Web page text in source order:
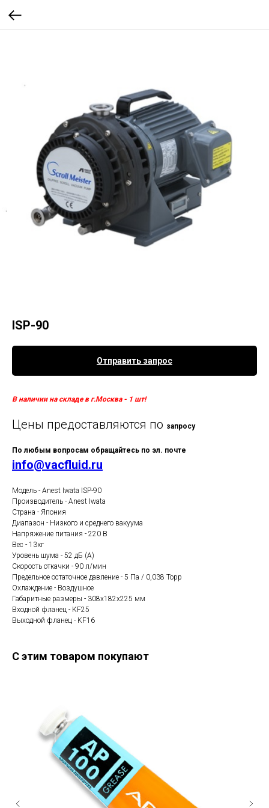
ISP-90
Отправить запрос
В наличии на складе в г.Москва - 1 шт!
Цены предоставляются по запросу
По любым вопросам обращайтесь по эл. почте
info@vacfluid.ru
Модель - Anest Iwata ISP-90
Производитель - Anest Iwata
Страна - Япония
Диапазон - Низкого и среднего вакуума
Напряжение питания - 220 В
Вес - 13кг
Уровень шума - 52 дБ (А)
Скорость откачки - 90 л/мин
Предельное остаточное давление - 5 Па / 0,038 Торр
Охлаждение - Воздушное
Габаритные размеры - 308x182x225 мм
Входной фланец - KF25
Выходной фланец - KF16
С этим товаром покупают